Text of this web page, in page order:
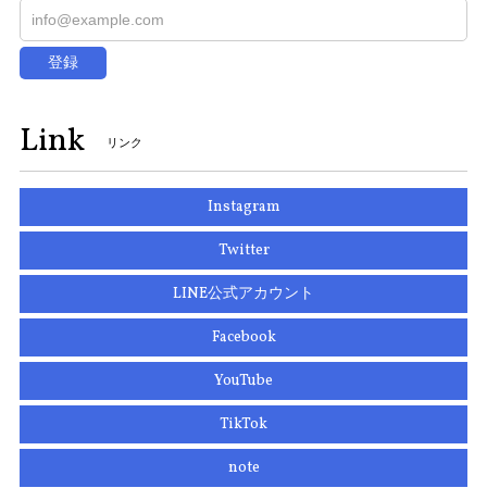
登録
Link リンク
Instagram
Twitter
LINE公式アカウント
Facebook
YouTube
TikTok
note